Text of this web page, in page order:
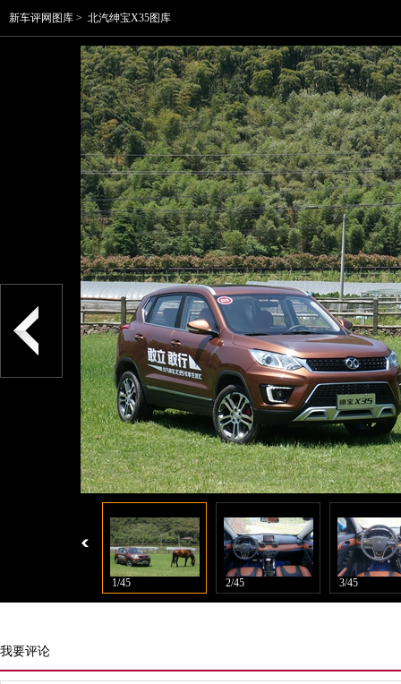
新车评网图库 > 北汽绅宝X35图库
1/45 2/45 3/45
我要评论